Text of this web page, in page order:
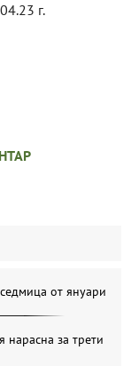
г.
от януари
за трети